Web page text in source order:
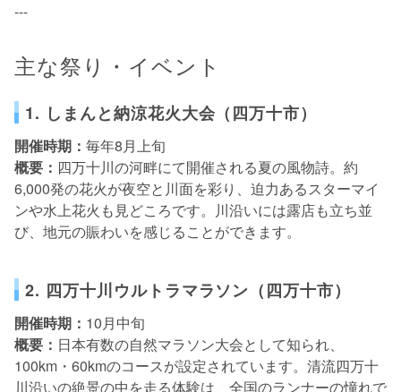
---
主な祭り・イベント
1. しまんと納涼花火大会（四万十市）
開催時期： 毎年8月上旬
概要： 四万十川の河畔にて開催される夏の風物詩。約
6,000発の花火が夜空と川面を彩り、迫力あるスターマイ
ンや水上花火も見どころです。川沿いには露店も立ち並
び、地元の賑わいを感じることができます。
2. 四万十川ウルトラマラソン（四万十市）
開催時期： 10月中旬
概要： 日本有数の自然マラソン大会として知られ、
100km・60kmのコースが設定されています。清流四万十
川沿いの絶景の中を走る体験は、全国のランナーの憧れで